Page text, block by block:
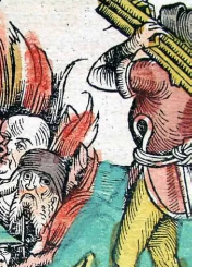
Zoek